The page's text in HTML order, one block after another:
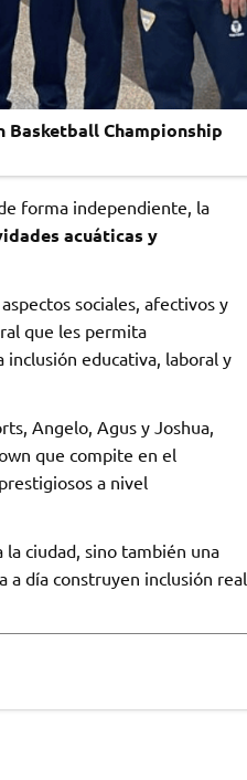
Basketball Championship
forma independiente, la
acuáticas y
sociales, afectivos y
que les permita
educativa, laboral y
Angelo, Agus y Joshua,
que compite en el
a nivel
ciudad, sino también una
a día construyen inclusión real